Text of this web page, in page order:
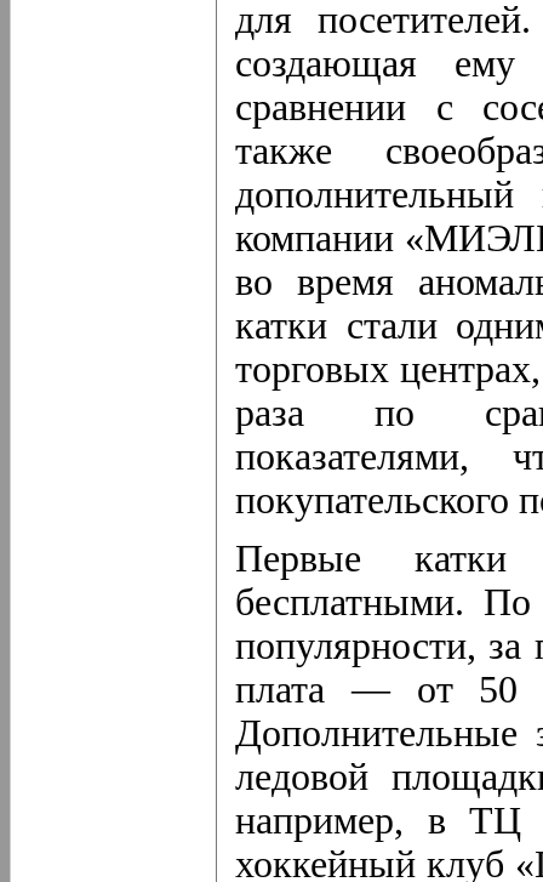
для
создающая ему
сравнении с
также
компании
во время
катки стали
торговых
раза по
показателями,
покупательского
Первые
бесплатными. По
популярности, за
плата — от 50
Дополнительные
ледовой
например, в ТЦ
хоккейный клуб